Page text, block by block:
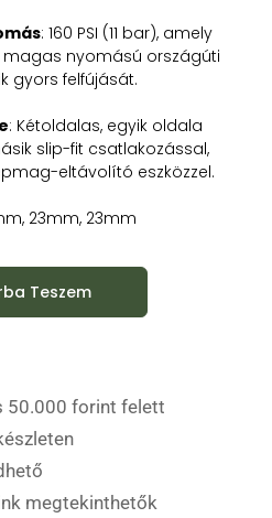
: 160 PSI (11 bar), amely
magas nyomású országúti
gyors felfújását.
: Kétoldalas, egyik oldala
slip-fit csatlakozással,
eltávolító eszközzel.
23mm, 23mm
Teszem
50.000 forint felett
megtekinthetők